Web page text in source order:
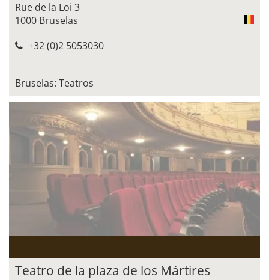
Rue de la Loi 3
1000 Bruselas
+32 (0)2 5053030
Bruselas: Teatros
Teatro de la plaza de los Mártires